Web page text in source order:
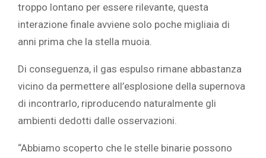
troppo lontano per essere rilevante, questa
interazione finale avviene solo poche migliaia di
anni prima che la stella muoia.
Di conseguenza, il gas espulso rimane abbastanza
vicino da permettere all’esplosione della supernova
di incontrarlo, riproducendo naturalmente gli
ambienti dedotti dalle osservazioni.
“Abbiamo scoperto che le stelle binarie possono